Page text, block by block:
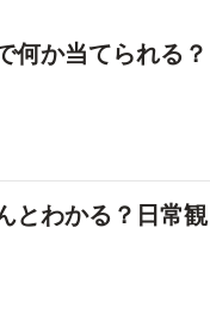
何か当てられる？
とわかる？日常観